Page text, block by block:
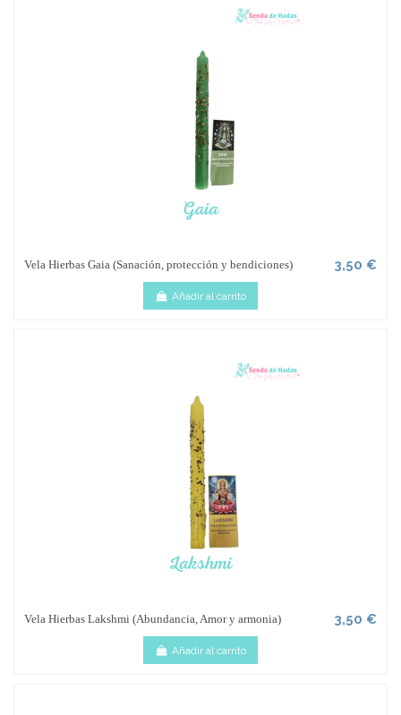
Vela Hierbas Gaia (Sanación, protección y bendiciones) 3,50 €
Añadir al carrito
Vela Hierbas Lakshmi (Abundancia, Amor y armonia) 3,50 €
Añadir al carrito